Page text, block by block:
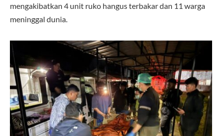
mengakibatkan 4 unit ruko hangus terbakar dan 11 warga
meninggal dunia.